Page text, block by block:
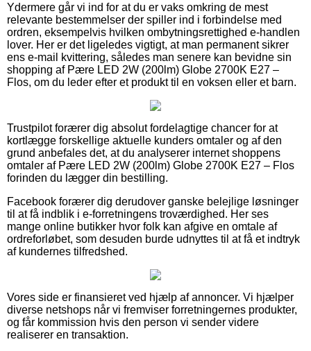
Ydermere går vi ind for at du er vaks omkring de mest
relevante bestemmelser der spiller ind i forbindelse med
ordren, eksempelvis hvilken ombytningsrettighed e-handlen
lover. Her er det ligeledes vigtigt, at man permanent sikrer
ens e-mail kvittering, således man senere kan bevidne sin
shopping af Pære LED 2W (200lm) Globe 2700K E27 –
Flos, om du leder efter et produkt til en voksen eller et barn.
Trustpilot forærer dig absolut fordelagtige chancer for at
kortlægge forskellige aktuelle kunders omtaler og af den
grund anbefales det, at du analyserer internet shoppens
omtaler af Pære LED 2W (200lm) Globe 2700K E27 – Flos
forinden du lægger din bestilling.
Facebook forærer dig derudover ganske belejlige løsninger
til at få indblik i e-forretningens troværdighed. Her ses
mange online butikker hvor folk kan afgive en omtale af
ordreforløbet, som desuden burde udnyttes til at få et indtryk
af kundernes tilfredshed.
Vores side er finansieret ved hjælp af annoncer. Vi hjælper
diverse netshops når vi fremviser forretningernes produkter,
og får kommission hvis den person vi sender videre
realiserer en transaktion.